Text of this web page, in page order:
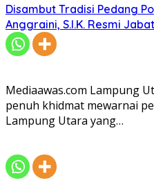
Disambut Tradisi Pedang
Anggraini, S.I.K. Resmi
Mediaawas.com Lampung
penuh khidmat mewarnai
Lampung Utara yang…